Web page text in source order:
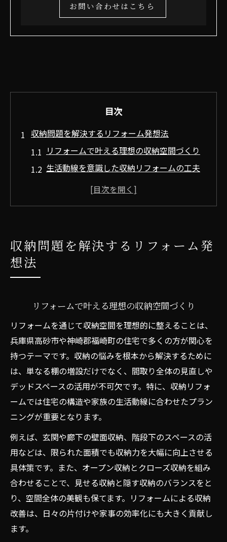
お問い合わせはこちら
目次
収納問題を解決するリフォーム発想法
リフォームで叶える理想の収納空間づくり
生活動線を意識した収納リフォームの工夫
収納不足を解消するリフォームの考え方
動線が変わる間取りリフォーム術を解説
収納と動線を両立するリフォームの要点
快適動線を目指した収納リフォーム術
動線改善に役立つリフォームのポイント
リフォームで動線と収納を効率化するコツ
快適な空間づくりは収納リフォームから
収納リフォームで快適な生活空間を実現
住み心地向上へ導く収納リフォームの秘訣
空間を有効活用する収納リフォームの工夫
リフォームで叶える快適収納のポイント
収納リフォームがもたらす暮らしの変化
デッドスペースを活かす実用的な収納術
デッドスペースを収納に変えるリフォーム
術
収納問題を解決するリフォーム発
想法
リフォームで叶える理想の収納空間づくり
リフォームを通じて収納空間を理想的に整えることは、
兵庫県高砂市や神崎郡福崎町の住宅で多くの方が関心を
持つテーマです。収納の悩みを根本から解決するために
は、単なる棚の増設だけでなく、間取り全体の見直しや
デッドスペースの活用が不可欠です。特に、収納リフォ
ームでは住宅の構造や家族の生活動線に合わせたプラン
ニングが重要となります。
例えば、玄関や廊下の壁面収納、階段下のスペースの活
用などは、限られた面積でも収納力を大幅に向上させる
具体策です。また、オープン収納とクローズ収納を組み
合わせることで、見せる収納と隠す収納のバランスをと
り、空間全体の美観も保てます。リフォームによる収納
改善は、日々の片付けや家事の効率化にも大きく貢献し
ます。